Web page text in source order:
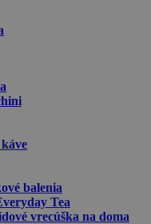
balenia
Tea
vrecúška na doma